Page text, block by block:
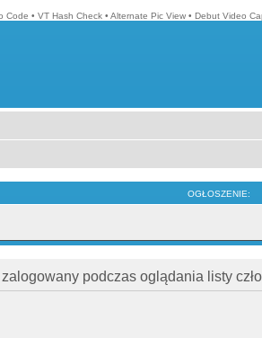
Code • VT Hash Check • Alternate Pic View • Debut Video
OGŁOSZENIE:
podczas oglądania listy